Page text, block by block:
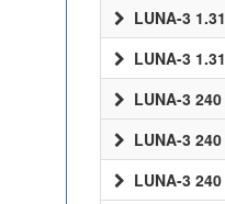
LUNA-3
LUNA-3
LUNA-3
LUNA-3
LUNA-3